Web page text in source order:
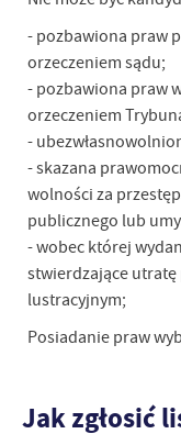
- pozbawiona praw
orzeczeniem sądu;
- pozbawiona praw
orzeczeniem
-
- skazana
wolności za
publicznego lub
- wobec której
stwierdzające
lustracyjnym;
Posiadanie praw
Jak zgłosić